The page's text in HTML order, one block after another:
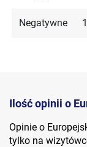
Negatywne
Ilość opinii o
Opinie o
tylko na